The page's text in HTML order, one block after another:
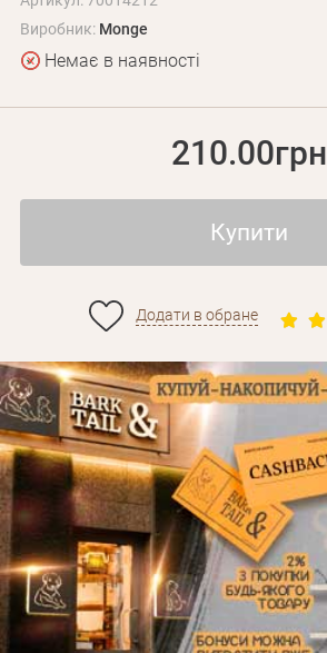
Виробник: Monge
Немає в наявності
210.00грн
Купити
Додати в обране
Забули пароль?
Особисті дані